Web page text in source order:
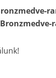
Bronzmedve-